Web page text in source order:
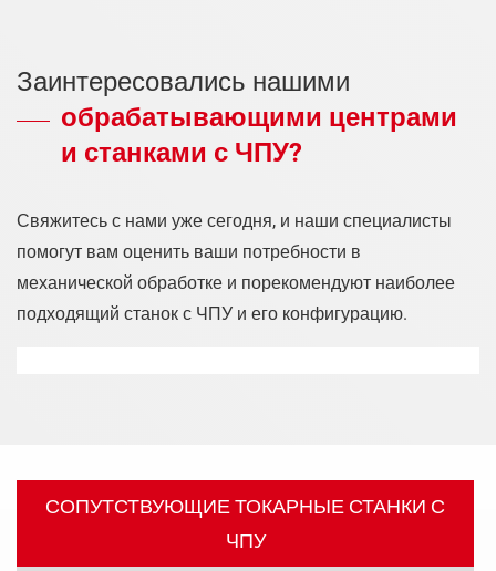
Заинтересовались нашими
обрабатывающими центрами
и станками с ЧПУ?
Свяжитесь с нами уже сегодня, и наши специалисты
помогут вам оценить ваши потребности в
механической обработке и порекомендуют наиболее
подходящий станок с ЧПУ и его конфигурацию.
СОПУТСТВУЮЩИЕ ТОКАРНЫЕ СТАНКИ С
ЧПУ